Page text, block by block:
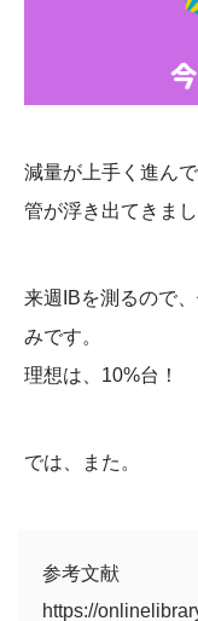
減量が上手く進ん
管が浮き出てきまし
来週IBを測るので
みです。
理想は、10%台！
では、また。
参考文献
https://